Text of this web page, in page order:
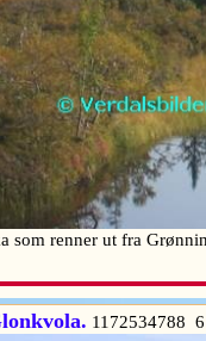
som renner ut fra
1172534788 6